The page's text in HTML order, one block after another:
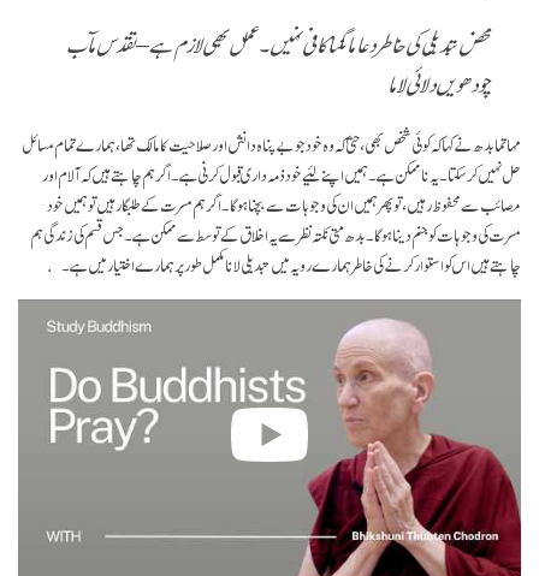
محض تبدیلی کی خاطر دعا مانگنا کافی نہیں۔ عمل بھی لازم ہے – تقدس مآب
چودھویں دلائی لاما
مہاتما بدھ نے کہا کہ کوئی شخص بھی، حتیٰ کہ وہ خود جو بے پناہ دانش اور صلاحیت کا مالک تھا، ہمارے تمام مسائل
حل نہیں کر سکتا۔ یہ نا ممکن ہے۔ ہمیں اپنے لئیے خود ذمہ داری قبول کرنی ہے۔ اگر ہم چاہتے ہیں کہ آلام اور
مصائب سے محفوظ رہیں، تو پھر ہمیں ان کی وجوہات سے بچنا ہو گا۔ اگر ہم مسرت کے طلبگار ہیں تو ہمیں خود
مسرت کی وجوہات کو جنم دینا ہو گا۔ بدھ متی نکتہ نظر سے یہ اخلاق کے توسط سے ممکن ہے۔ جس قسم کی زندگی ہم
چاہتے ہیں اس کو استوار کرنے کی خاطر ہمارے رویہ میں تبدیلی لانا مکمل طور پر ہمارے اختیار میں ہے۔